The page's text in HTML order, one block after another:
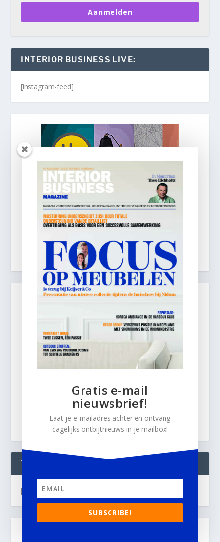
Aanmelden
INTERIOR BUSINESS LIVE:
[instagram-feed]
TWEETS
[custom-twitter-feeds]
Gratis e-mail
nieuwsbrief!
Laat je e-mailadres achter en ontvang
dagelijks ontbijtnieuws in je mailbox!
SUBSCRIBE!